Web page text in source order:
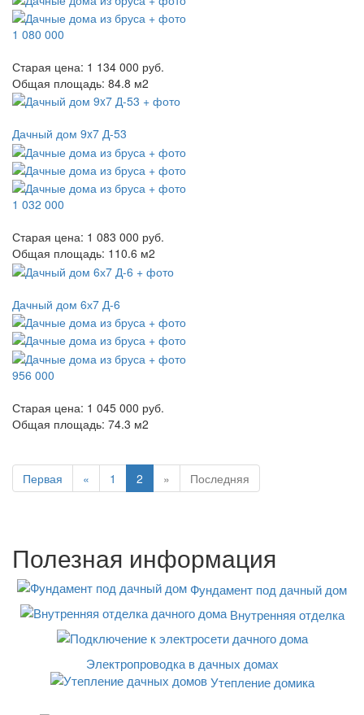
1 080 000
Старая цена: 1 134 000 руб.
Общая площадь: 84.8 м2
Дачный дом 9x7 Д-53
1 032 000
Старая цена: 1 083 000 руб.
Общая площадь: 110.6 м2
Дачный дом 6х7 Д-6
956 000
Старая цена: 1 045 000 руб.
Общая площадь: 74.3 м2
Первая « 1 2 » Последняя
Полезная информация
Фундамент под дачный дом
Внутренняя отделка
Электропроводка в дачных домах
Утепление домика